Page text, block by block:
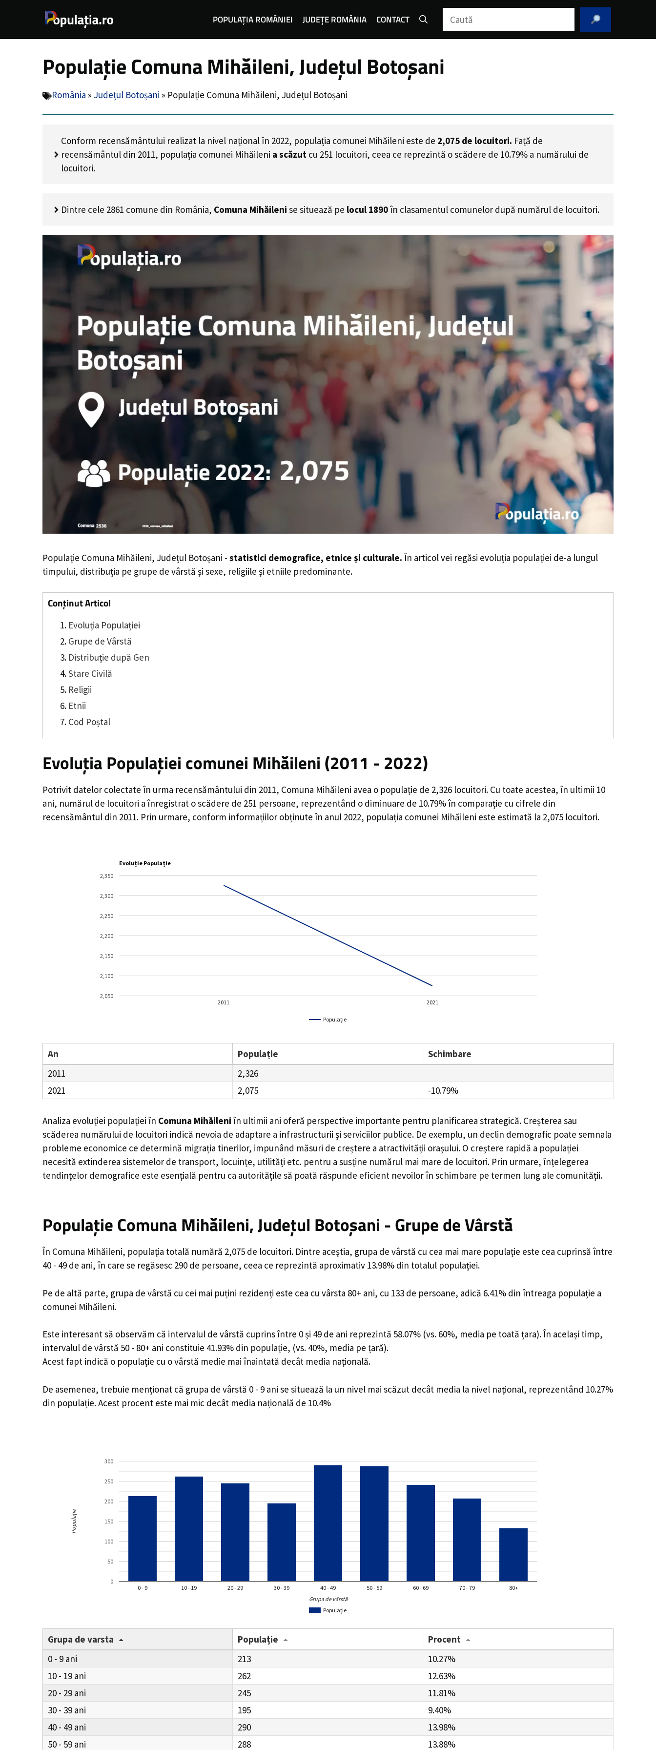
POPULAȚIA ROMÂNIEI JUDEȚE ROMÂNIA CONTACT Caută
Populație Comuna Mihăileni, Județul Botoșani
România » Județul Botoșani » Populație Comuna Mihăileni, Județul Botoșani
Conform recensământului realizat la nivel național în 2022, populația comunei Mihăileni este de 2,075 de locuitori. Față de
recensământul din 2011, populația comunei Mihăileni a scăzut cu 251 locuitori, ceea ce reprezintă o scădere de 10.79% a numărului de
locuitori.
Dintre cele 2861 comune din România, Comuna Mihăileni se situează pe locul 1890în clasamentul comunelor după numărul de locuitori.
Populație Comuna Mihăileni, Județul Botoșani - statistici demografice, etnice și culturale. În articol vei regăsi evoluția populației de-a lungul
timpului, distribuția pe grupe de vârstă și sexe, religiile și etniile predominante.
Conținut Articol
Evoluția Populației
Grupe de Vârstă
Distribuție după Gen
Stare Civilă
Religii
Etnii
Cod Poștal
Evoluția Populației comunei Mihăileni (2011 - 2022)
Potrivit datelor colectate în urma recensământului din 2011, Comuna Mihăileni avea o populație de 2,326 locuitori. Cu toate acestea, în ultimii 10
ani, numărul de locuitori a înregistrat oscădere de 251 persoane, reprezentând o diminuare de 10.79%în comparație cu cifrele din
recensământul din 2011. Prin urmare, conform informațiilor obținute în anul 2022, populația comunei Mihăileni este estimată la 2,075 locuitori.
Evoluție Populație
Populație
2011 2021
2,050
2,100
2,150
2,200
2,250
2,300
2,350
An Populație
Schimbare
2011
2,326
2021
2,075 -10.79%
Analiza evoluției populației în Comuna Mihăileni în ultimii ani oferă perspective importante pentru planificarea strategică. Creșterea sau
scăderea numărului de locuitori indică nevoia de adaptare a infrastructurii și serviciilor publice. De exemplu, un declin demografic poate semnala
probleme economice ce determină migrația tinerilor, impunând măsuri de creștere a atractivității orașului. O creștere rapidă a populației
necesită extinderea sistemelor de transport, locuințe, utilități etc. pentru a susține numărul mai mare de locuitori. Prin urmare, înțelegerea
tendințelor demografice este esențială pentru ca autoritățile să poată răspunde eficient nevoilor în schimbare pe termen lung ale comunității.
Populație Comuna Mihăileni, Județul Botoșani - Grupe de Vârstă
În Comuna Mihăileni, populația totală numără 2,075 de locuitori. Dintre aceștia, grupa de vârstă cu cea mai mare populație este cea cuprinsă între
40 - 49 de ani, în care se regăsesc 290 de persoane, ceea ce reprezintă aproximativ 13.98% din totalul populației.
Pe de altă parte, grupa de vârstă cu cei mai puțini rezidenți este cea cu vârsta 80+ ani, cu 133 de persoane, adică 6.41% din întreaga populație a
comunei Mihăileni.
Este interesant să observăm că intervalul de vârstă cuprins între 0 și 49 de ani reprezintă 58.07% (vs. 60%, media pe toată țara). În același timp,
intervalul de vârstă 50 - 80+ ani constituie 41.93% din populație, (vs. 40%, media pe țară).
Acest fapt indică o populație cu o vârstă medie mai înaintată decât media națională.
De asemenea, trebuie menționat că grupa de vârstă 0 - 9 ani se situează la un nivel mai scăzut decât media la nivel național, reprezentând 10.27%
din populație. Acest procent este mai mic decât media națională de 10.4%
Populație
0 - 9 10 - 19 20 - 29 30 - 39 40 - 49 50 - 59 60 - 69 70 - 79 80+
0
50
100
150
200
250
300
Grupa de vârstă
Populație
Grupa de varsta Populație
Procent
0 - 9
213
10.27%
10 - 19
262
12.63%
20 - 29
245
11.81%
30 - 39
195
9.40%
40 - 49
290
13.98%
50 - 59
288 13.88%